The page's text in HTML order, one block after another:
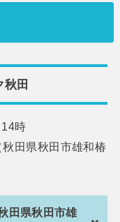
田
時
秋田県秋田市雄和椿
田県秋田市雄